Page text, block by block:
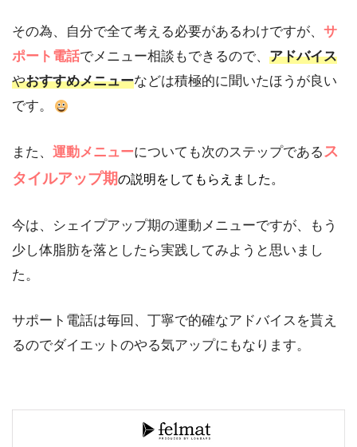
その為、自分で全て考える必要があるわけですが、 サ
ポート電話でメニュー相談もできるので、 アドバイス
やおすすめメニューなどは積極的に聞いたほうが良い
です。
また、 運動メニューについても次のステップであるス
タイルアップ期の説明をしてもらえました。
今は、シェイプアップ期の運動メニューですが、もう
少し体脂肪を落としたら実践してみようと思いまし
た。
サポート電話は毎回、丁寧で的確なアドバイスを貰え
るのでダイエットのやる気アップにもなります。